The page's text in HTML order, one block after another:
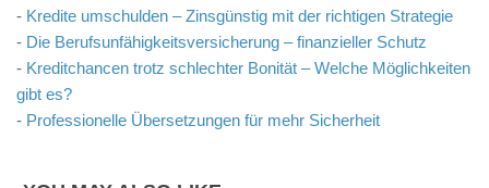
- Kredite umschulden – Zinsgünstig mit der richtigen Strategie
- Die Berufsunfähigkeitsversicherung – finanzieller Schutz
- Kreditchancen trotz schlechter Bonität – Welche Möglichkeiten
gibt es?
- Professionelle Übersetzungen für mehr Sicherheit